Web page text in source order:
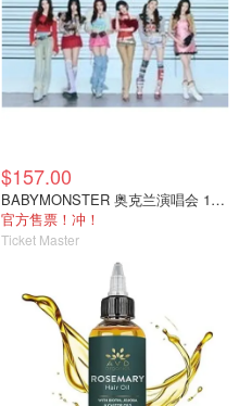
$157.00
BABYMONSTER 奥克兰演唱会 12月8日
官方售票！冲！
Ticket Master